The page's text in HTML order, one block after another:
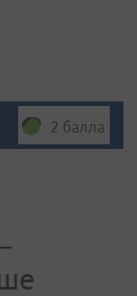
2 балла